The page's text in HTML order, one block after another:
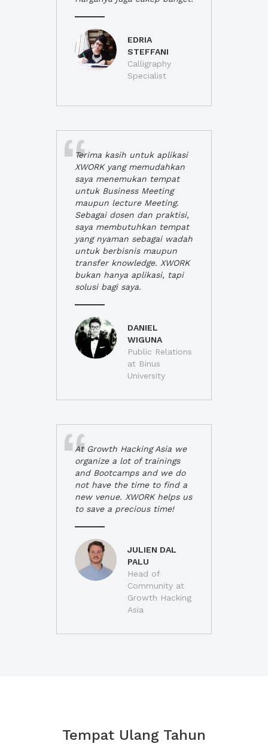
EDRIA
STEFFANI
Calligraphy
Specialist
Terima kasih untuk aplikasi
XWORK yang memudahkan
saya menemukan tempat
untuk Business Meeting
maupun lecture Meeting.
Sebagai dosen dan praktisi,
saya membutuhkan tempat
yang nyaman sebagai wadah
untuk berbisnis maupun
transfer knowledge. XWORK
bukan hanya aplikasi, tapi
solusi bagi saya.
DANIEL
WIGUNA
Public Relations
at Binus
University
At Growth Hacking Asia we
organize a lot of trainings
and Bootcamps and we do
not have the time to find a
new venue. XWORK helps us
to save a precious time!
JULIEN DAL
PALU
Head of
Community at
Growth Hacking
Asia
Tempat Ulang Tahun